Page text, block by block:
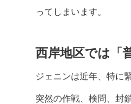
ってしまいます。
西岸地区では「
ジェニンは近年、特に
突然の作戦、検問、封